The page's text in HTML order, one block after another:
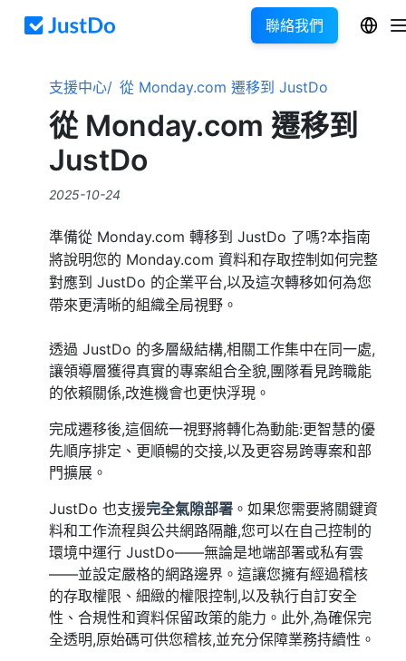
聯絡我們
支援中心 從 Monday.com 遷移到 JustDo
從 Monday.com 遷移到
JustDo
2025-10-24
準備從 Monday.com 轉移到 JustDo 了嗎?本指南
將說明您的 Monday.com 資料和存取控制如何完整
對應到 JustDo 的企業平台,以及這次轉移如何為您
帶來更清晰的組織全局視野。
透過 JustDo 的多層級結構,相關工作集中在同一處,
讓領導層獲得真實的專案組合全貌,團隊看見跨職能
的依賴關係,改進機會也更快浮現。
完成遷移後,這個統一視野將轉化為動能:更智慧的優
先順序排定、更順暢的交接,以及更容易跨專案和部
門擴展。
JustDo 也支援完全氣隙部署 。如果您需要將關鍵資
料和工作流程與公共網路隔離,您可以在自己控制的
環境中運行 JustDo——無論是地端部署或私有雲
——並設定嚴格的網路邊界。這讓您擁有經過稽核
的存取權限、細緻的權限控制,以及執行自訂安全
性、合規性和資料保留政策的能力。此外,為確保完
全透明,原始碼可供您稽核,並充分保障業務持續性。